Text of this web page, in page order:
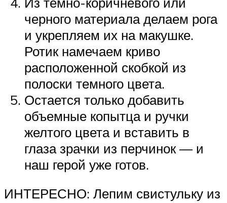
черного материала делаем рога
и укрепляем их на макушке.
Ротик намечаем криво
расположенной скобкой из
полоски темного цвета.
Остается только добавить
объемные копытца и ручки
желтого цвета и вставить в
глаза зрачки из перчинок — и
наш герой уже готов.
ИНТЕРЕСНО: Лепим свистульку из